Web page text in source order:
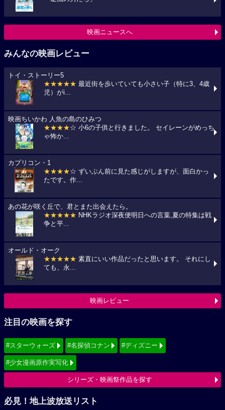
映画ニュースへ
みんなの映画レビュー
トイ・ストーリー5
★★★★★ 最近街を歩いていても小さい子（特に3、4歳
児）がi...
映画ちいかわ 人魚の島のひみつ
★★★★☆ 小6の子供と行きました。 セイレーンがめっち
ゃ怖か...
カプリコン・1
★★★★☆ ずいぶん前に見た感じがしますが、面白かっ
たです。作...
あの花が咲く丘で、君とまた出会えたら。
★★★★★ NHKラジオ深夜便明日への言葉,夏の特集は戦
争と平...
オールド・オーク
★★★★★ 素直にいい作品だったと思います。 それにし
ても、永...
映画レビュー
注目の映画を探す
#スターウォーズ #名探偵コナン #ディズニー
#少女漫画原作実写化
シリーズ・映画祭作品を探す
必見！地上波放送リスト